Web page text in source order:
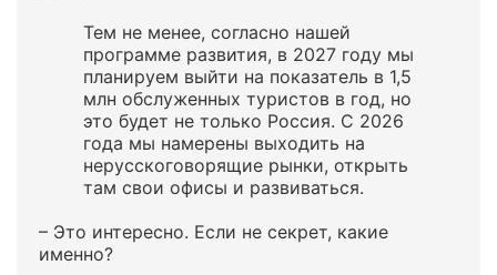
Тем не менее, согласно нашей
программе развития, в 2027 году мы
планируем выйти на показатель в 1,5
млн обслуженных туристов в год, но
это будет не только Россия. С 2026
года мы намерены выходить на
нерусскоговорящие рынки, открыть
там свои офисы и развиваться.
– Это интересно. Если не секрет, какие
именно?